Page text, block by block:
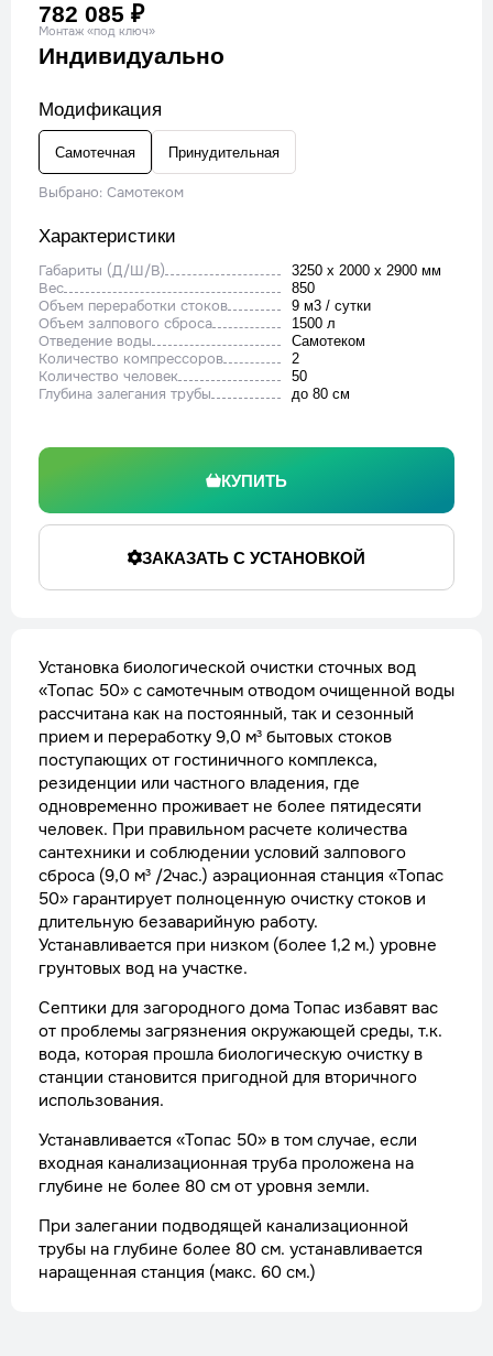
782 085 ₽
Монтаж «под ключ»
Индивидуально
Модификация
Самотечная Принудительная
Выбрано: Cамотеком
Характеристики
Габариты (Д/Ш/В) 3250 x 2000 x 2900 мм
Вес 850
Объем переработки стоков 9 м3 / сутки
Объем залпового сброса 1500 л
Отведение воды Cамотеком
Количество компрессоров 2
Количество человек 50
Глубина залегания трубы до 80 см
КУПИТЬ
ЗАКАЗАТЬ С УСТАНОВКОЙ
Установка биологической очистки сточных вод
«Топас 50» с самотечным отводом очищенной воды
рассчитана как на постоянный, так и сезонный
прием и переработку 9,0 м³ бытовых стоков
поступающих от гостиничного комплекса,
резиденции или частного владения, где
одновременно проживает не более пятидесяти
человек. При правильном расчете количества
сантехники и соблюдении условий залпового
сброса (9,0 м³ /2час.) аэрационная станция «Топас
50» гарантирует полноценную очистку стоков и
длительную безаварийную работу.
Устанавливается при низком (более 1,2 м.) уровне
грунтовых вод на участке.
Септики для загородного дома Топас избавят вас
от проблемы загрязнения окружающей среды, т.к.
вода, которая прошла биологическую очистку в
станции становится пригодной для вторичного
использования.
Устанавливается «Топас 50» в том случае, если
входная канализационная труба проложена на
глубине не более 80 см от уровня земли.
При залегании подводящей канализационной
трубы на глубине более 80 см. устанавливается
наращенная станция (макс. 60 см.)